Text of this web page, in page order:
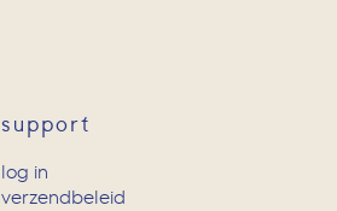
support
log in
verzendbeleid